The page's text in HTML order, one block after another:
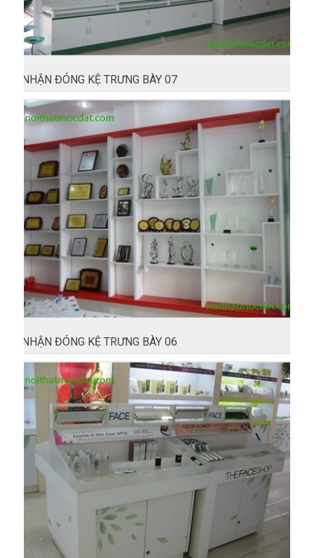
NHẬN ĐÓNG KỆ TRƯNG BÀY 07
NHẬN ĐÓNG KỆ TRƯNG BÀY 06